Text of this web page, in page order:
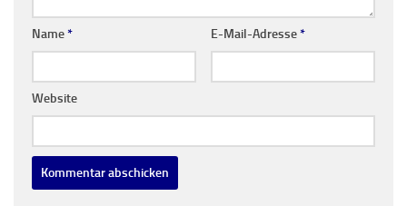
Name* E-Mail-Adresse*
Website